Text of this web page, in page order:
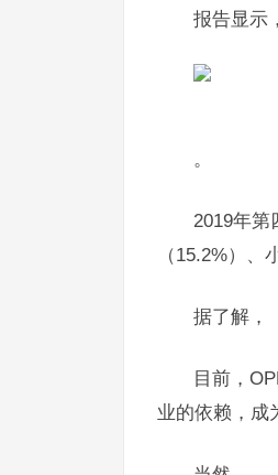
报告显示，
。
2019年第
（15.2%）、
据了解，
目前，
业的依赖，成